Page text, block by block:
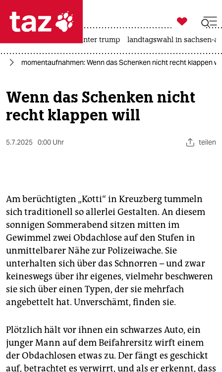
 taz zahl ich
taz zahl ich
themen
politik
sport
berlin
nord
wahrheit
verlag
verlag
veranstaltungen
shop
fragen & hilfe

taz zahl ich
usa unter trump landtagswahl in sachsen-
momentaufnahmen: Wenn das Schenken nicht recht klappen
Wenn das Schenken nicht
recht klappen will
5.7.2025 0:00 Uhr teilen
Am berüchtigten „Kotti“ in Kreuzberg tummeln
sich traditionell so allerlei Gestalten. An diesem
sonnigen Sommerabend sitzen mitten im
Gewimmel zwei Obdachlose auf den Stufen in
unmittelbarer Nähe zur Polizeiwache. Sie
unterhalten sich über das Schnorren – und zwar
keineswegs über ihr eigenes, vielmehr beschweren
sie sich über einen Typen, der sie mehrfach
angebettelt hat. Unverschämt, finden sie.
Plötzlich hält vor ihnen ein schwarzes Auto, ein
junger Mann auf dem Beifahrersitz wirft einem
der Obdachlosen etwas zu. Der fängt es geschickt
auf, betrachtet es verwirrt, und als er erkennt, dass